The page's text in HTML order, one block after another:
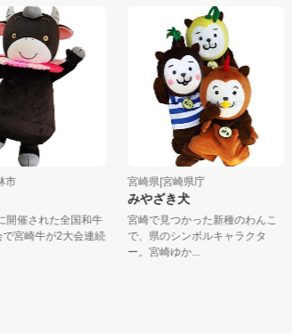
林市
に開催された全国和牛
会で宮崎牛が2大会連続
宮崎県|宮崎県庁
みやざき犬
宮崎で見つかった新種のわんこ
で、県のシンボルキャラクタ
ー。宮崎ゆか...